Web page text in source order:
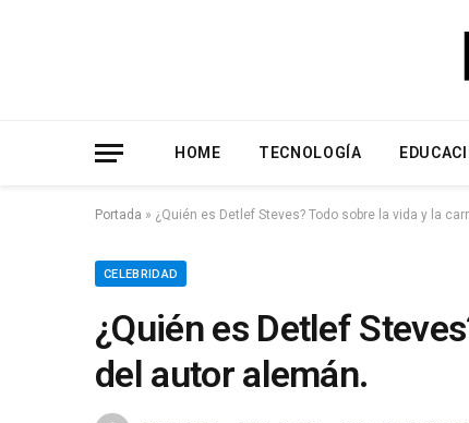
HOME TECNOLOGÍA
Portada » ¿Quién es Detlef Steves? Todo sobre la vida y la
CELEBRIDAD
¿Quién es Detlef
del autor alemán.